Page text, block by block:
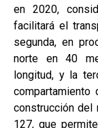
en 2020,
facilitará el
segunda, en
norte en 40
longitud, y la
compartamiento
construcción del
127, que